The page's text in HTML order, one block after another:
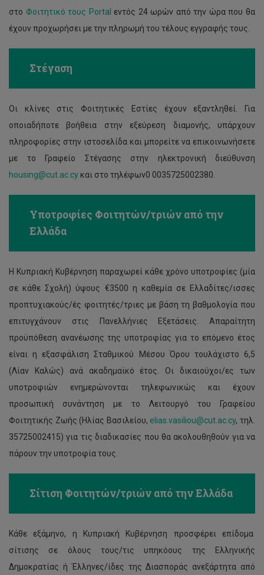
στο Φοιτητικό τους Portal εντός 24 ωρών από την ώρα που θα
έχουν προχωρήσει με την πληρωμή του τέλους εγγραφής τους.
Στέγαση
Οι κλίνες στις Φοιτητικές Εστίες έχουν εξαντληθεί. Για
οποιαδήποτε βοήθεια στην εξεύρεση διαμονής, υπάρχουν
πληροφορίες στην ιστοσελίδα και μπορείτε να επικοινωνήσετε
με το Γραφείο Στέγασης στην ηλεκτρονική διεύθυνση
housing@cut.ac.cy και στο τηλέφων0 0035725002380.
Υποτροφίες Φοιτητών/τριών από την
Ελλάδα
Η Κυπριακή Κυβέρνηση παραχωρεί κάθε χρόνο υποτροφίες (μία
σε κάθε Σχολή) ύψους €3500 η καθεμία σε Ελλαδίτες/ισσες
προπτυχιακούς/ές φοιτητές/τριες με βάση τη βαθμολογία που
επιτυγχάνουν στις Πανελλήνιες Εξετάσεις. Απαραίτητη
προϋπόθεση ανανέωσης της υποτροφίας για το επόμενο έτος
είναι η εξασφάλιση Σταθμικού Μέσου Όρου τουλάχιστο 6,5
(Λίαν Καλώς) ανά ακαδημαϊκό έτος. Οι δικαιούχοι/ες των
υποτροφιών ενημερώνονται τηλεφωνικώς και έχουν
προσωπική συνάντηση με το Λειτουργό του Γραφείου
Φοιτητικής Ζωής (Ηλίας Βασιλείου, elias.vasiliou@cut.ac.cy, τηλ.
35725002415) για τις διαδικασίες που θα ακολουθηθούν για να
πάρουν την υποτροφία τους.
Σίτιση Φοιτητών/τριών από την Ελλάδα
Κάθε εξάμηνο, η Κυπριακή Κυβέρνηση προσφέρει επίδομα
σίτισης σε όλους τους/τις υπηκόους της Ελληνικής
Δημοκρατίας ή Έλληνες/ίδες της Διασποράς ανεξάρτητα από